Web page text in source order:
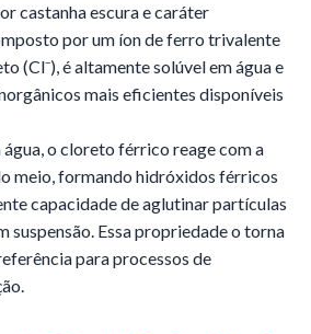
castanha escura e caráter
por um íon de ferro trivalente
(Cl⁻), é altamente solúvel em água e
mais eficientes disponíveis
o cloreto férrico reage com a
meio, formando hidróxidos férricos
capacidade de aglutinar partículas
suspensão. Essa propriedade o torna
para processos de